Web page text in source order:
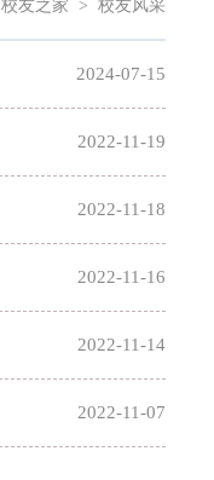
校友之家 > 校友风采
2024-07-15
2022-11-19
2022-11-18
2022-11-16
2022-11-14
2022-11-07